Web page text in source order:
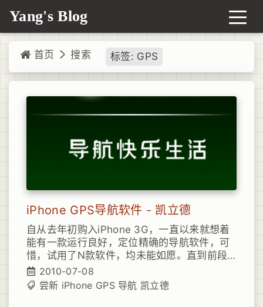
Yang's Blog
首页 搜索 标签: GPS
iPhone GPS导航软件 - 凯立德
自从去年初购入iPhone 3G，一直以来就想着
能有一款运行良好，定位精确的导航软件，可
惜，试用了N款软件，均未能如愿。直到前段
时间，公司同事给推荐了凯立德。相信广大车
友对于凯立德这个品牌，绝对不会陌生，作为
中国本土著名导航软件厂商，这个品牌有着绝
2010-07-08
尝新 iPhone GPS 导航 凯立德